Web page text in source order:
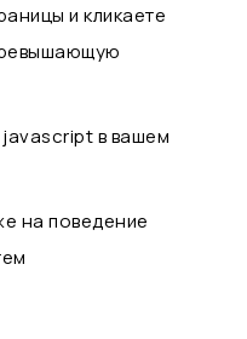
и кликаете
в вашем
на поведение